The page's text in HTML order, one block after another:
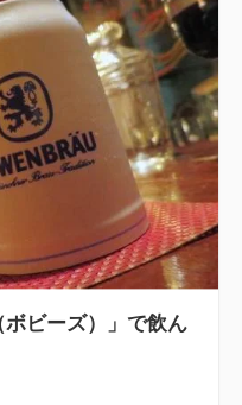
ビーズ）」で飲ん